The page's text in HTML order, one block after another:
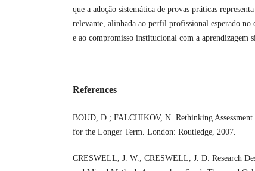
que a adoção sistemática de provas práticas
relevante, alinhada ao perfil profissional esperado no
e ao compromisso institucional com a aprendizagem
References
BOUD, D.; FALCHIKOV, N. Rethinking
for the Longer Term. London: Routledge, 2007.
CRESWELL, J. W.; CRESWELL, J. D. Research